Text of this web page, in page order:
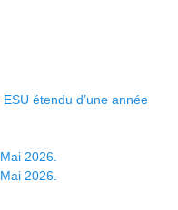
étendu d’une année
2026.
2026.